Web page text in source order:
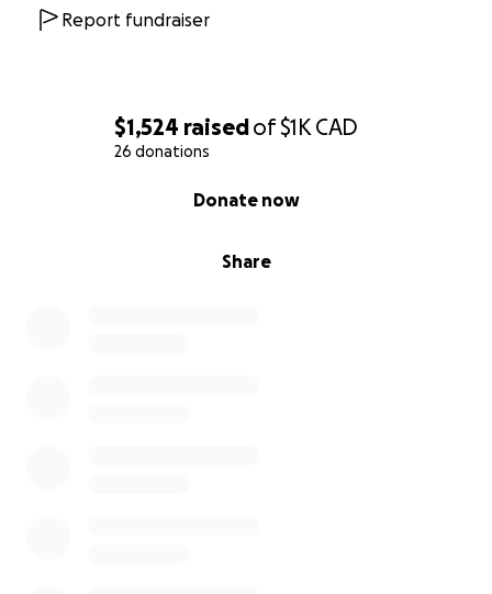
$1,524 raisedof$1K CAD
26 donations
Share
Donate now
*Répondre aux besoins en santé mentale par
l’intermédiaire de bénévoles communautaires
Report fundraiser